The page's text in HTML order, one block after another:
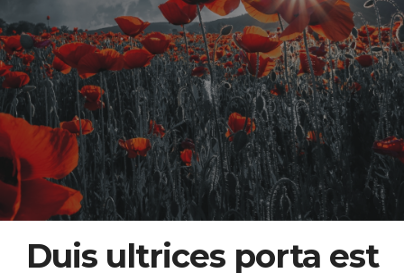
Duis ultrices porta est